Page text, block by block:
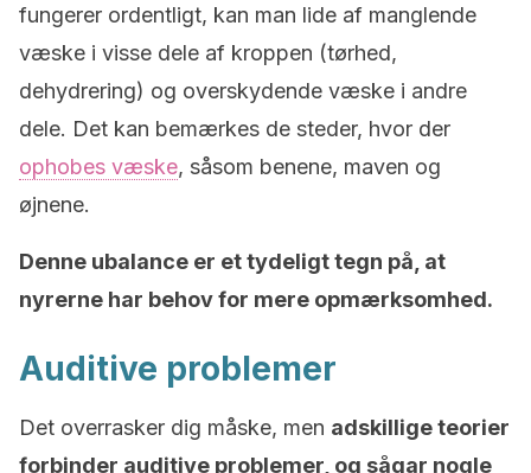
fungerer ordentligt, kan man lide af manglende
væske i visse dele af kroppen (tørhed,
dehydrering) og overskydende væske i andre
dele. Det kan bemærkes de steder, hvor der
ophobes væske, såsom benene, maven og
øjnene.
Denne ubalance er et tydeligt tegn på, at
nyrerne har behov for mere opmærksomhed.
Auditive problemer
Det overrasker dig måske, men adskillige teorier
forbinder auditive problemer, og sågar nogle